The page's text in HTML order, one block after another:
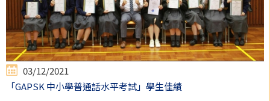
03/12/2021
「GAPSK 中小學普通話水平考試」學生佳績